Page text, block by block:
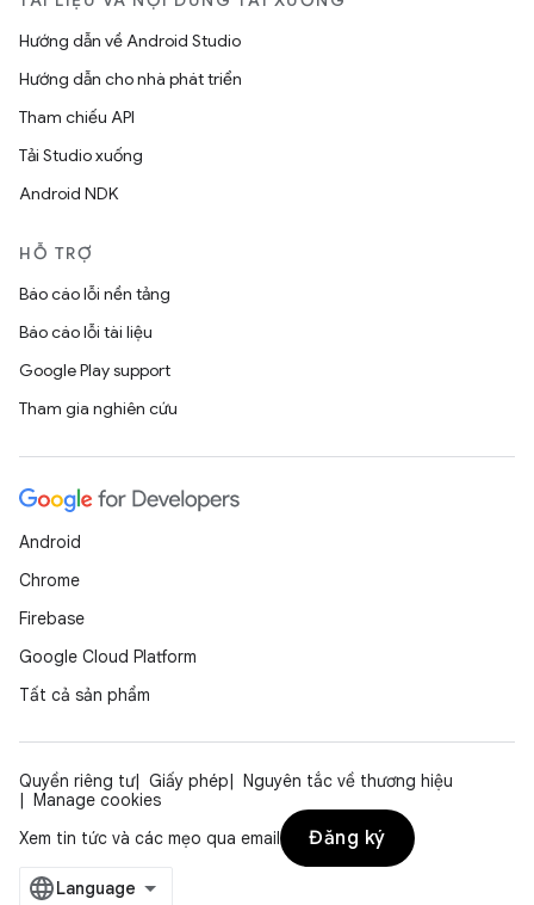
Hướng dẫn về Android Studio
Hướng dẫn cho nhà phát triển
Tham chiếu API
Tải Studio xuống
Android NDK
HỖ TRỢ
Báo cáo lỗi nền tảng
Báo cáo lỗi tài liệu
Google Play support
Tham gia nghiên cứu
Android
Chrome
Firebase
Google Cloud Platform
Tất cả sản phẩm
Quyền riêng tư Giấy phép
Nguyên tắc về thương hiệu
Manage cookies
Xem tin tức và các mẹo qua email
Đăng ký